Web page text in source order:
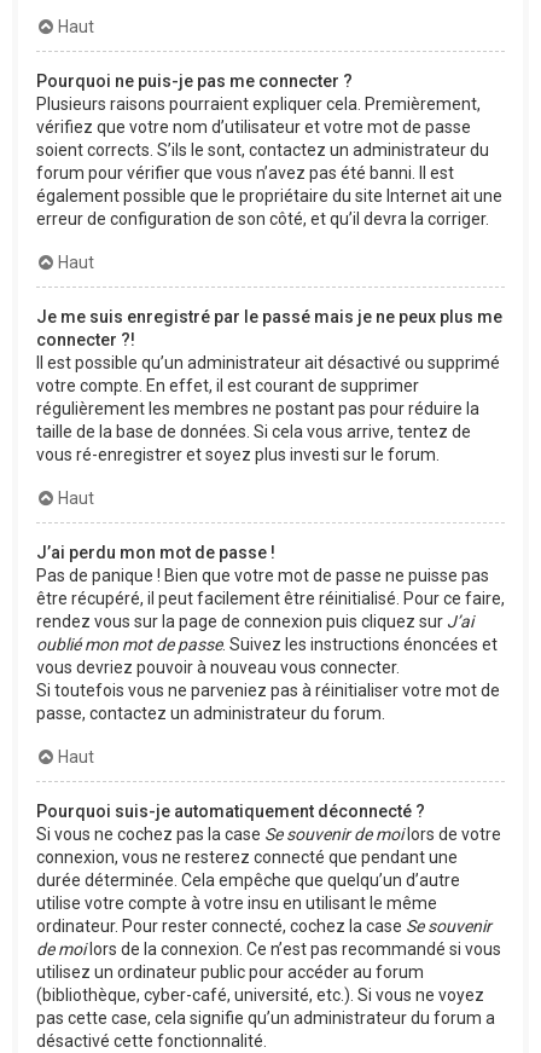
Haut
Pourquoi ne puis-je pas me connecter ?
Plusieurs raisons pourraient expliquer cela. Premièrement,
vérifiez que votre nom d’utilisateur et votre mot de passe
soient corrects. S’ils le sont, contactez un administrateur du
forum pour vérifier que vous n’avez pas été banni. Il est
également possible que le propriétaire du site Internet ait une
erreur de configuration de son côté, et qu’il devra la corriger.
Haut
Je me suis enregistré par le passé mais je ne peux plus me
connecter ?!
Il est possible qu’un administrateur ait désactivé ou supprimé
votre compte. En effet, il est courant de supprimer
régulièrement les membres ne postant pas pour réduire la
taille de la base de données. Si cela vous arrive, tentez de
vous ré-enregistrer et soyez plus investi sur le forum.
Haut
J’ai perdu mon mot de passe !
Pas de panique ! Bien que votre mot de passe ne puisse pas
être récupéré, il peut facilement être réinitialisé. Pour ce faire,
rendez vous sur la page de connexion puis cliquez sur J’ai
oublié mon mot de passe. Suivez les instructions énoncées et
vous devriez pouvoir à nouveau vous connecter.
Si toutefois vous ne parveniez pas à réinitialiser votre mot de
passe, contactez un administrateur du forum.
Haut
Pourquoi suis-je automatiquement déconnecté ?
Si vous ne cochez pas la case Se souvenir de moilors de votre
connexion, vous ne resterez connecté que pendant une
durée déterminée. Cela empêche que quelqu’un d’autre
utilise votre compte à votre insu en utilisant le même
ordinateur. Pour rester connecté, cochez la case Se souvenir
de moilors de la connexion. Ce n’est pas recommandé si vous
utilisez un ordinateur public pour accéder au forum
(bibliothèque, cyber-café, université, etc.). Si vous ne voyez
pas cette case, cela signifie qu’un administrateur du forum a
désactivé cette fonctionnalité.